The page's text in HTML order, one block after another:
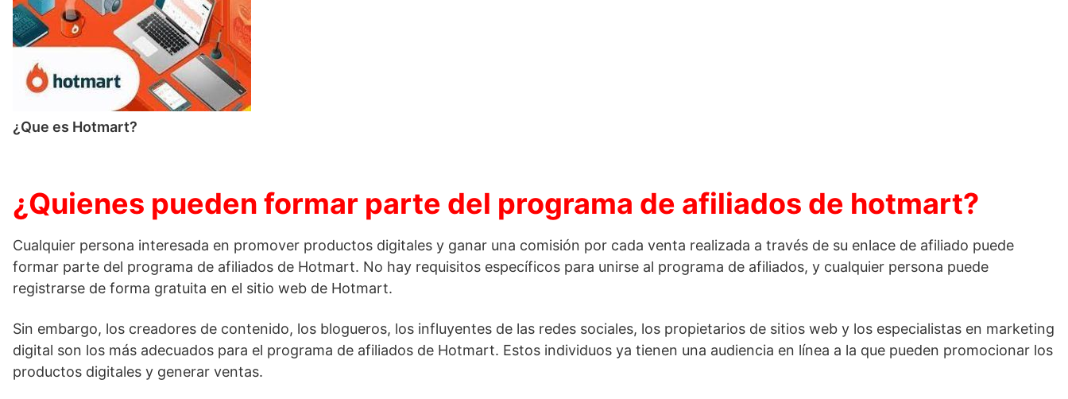
¿Que es Hotmart?
¿Quienes pueden formar parte del programa de afiliados de hotmart?
Cualquier persona interesada en promover productos digitales y ganar una comisión por cada venta realizada a través de su enlace de afiliado puede
formar parte del programa de afiliados de Hotmart. No hay requisitos específicos para unirse al programa de afiliados, y cualquier persona puede
registrarse de forma gratuita en el sitio web de Hotmart.
Sin embargo, los creadores de contenido, los blogueros, los influyentes de las redes sociales, los propietarios de sitios web y los especialistas en marketing
digital son los más adecuados para el programa de afiliados de Hotmart. Estos individuos ya tienen una audiencia en línea a la que pueden promocionar los
productos digitales y generar ventas.